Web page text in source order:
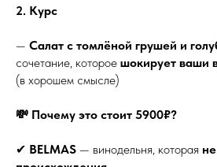
2. Курс
— Салат с томлёной грушей и
сочетание, которое шокирует ваши
(в хорошем смысле)
💸 Почему это стоит 5900₽?
✔ BELMAS — винодельня, которая